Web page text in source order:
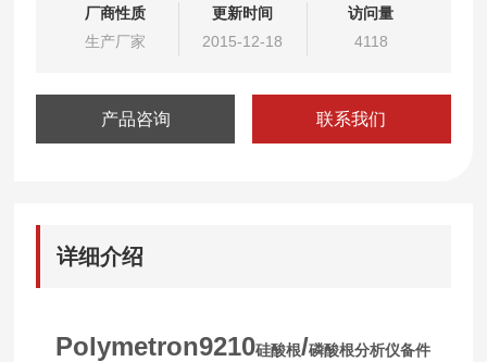
低维护成本。
用于9210型硅酸根分析仪
厂商性质
生产厂家
更新时间
2015-12-18
访问量
4118
产品咨询 联系我们
详细介绍
Polymetron9210硅酸根/磷酸根分析仪备件